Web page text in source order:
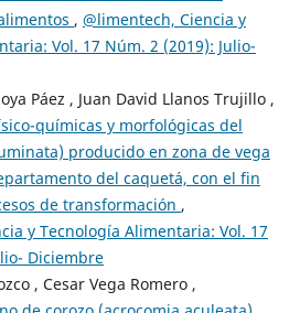
, @limentech, Ciencia y
Vol. 17 Núm. 2 (2019): Julio-
Páez , Juan David Llanos Trujillo ,
químicas y morfológicas del
producido en zona de vega
del caquetá, con el fin
de transformación ,
y Tecnología Alimentaria: Vol. 17
Diciembre
, Cesar Vega Romero ,